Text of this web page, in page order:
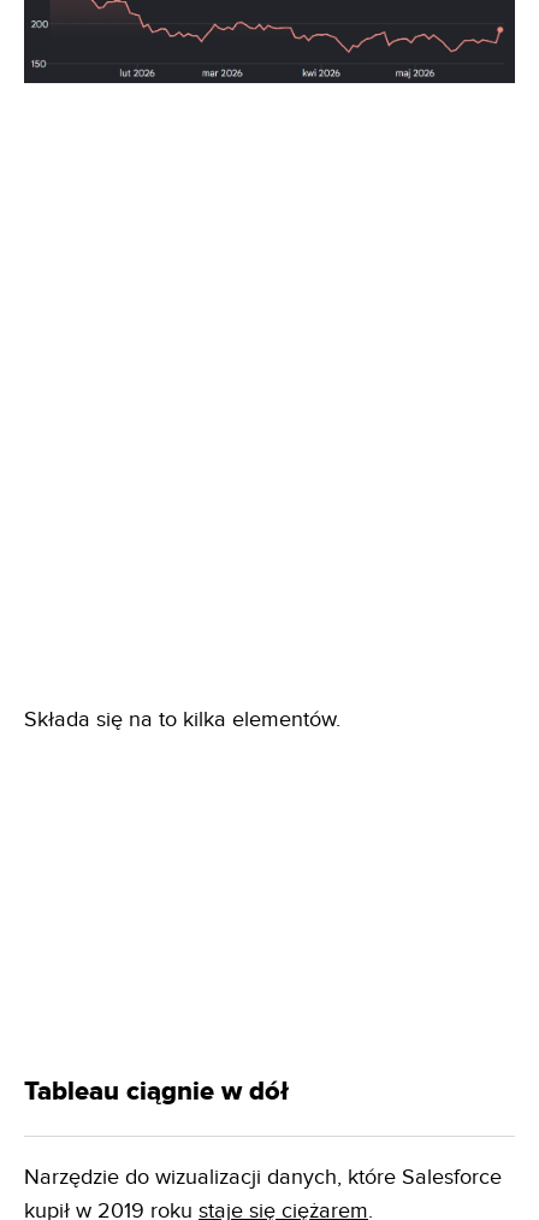
Składa się na to kilka elementów.
Tableau ciągnie w dół
Narzędzie do wizualizacji danych, które Salesforce
kupił w 2019 roku staje się ciężarem.